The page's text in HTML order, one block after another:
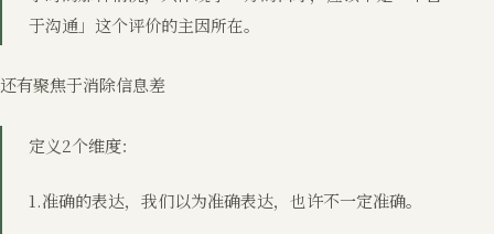
于沟通」这个评价的主因所在。
还有聚焦于消除信息差
定义2个维度：
1.准确的表达，我们以为准确表达，也许不一定准确。